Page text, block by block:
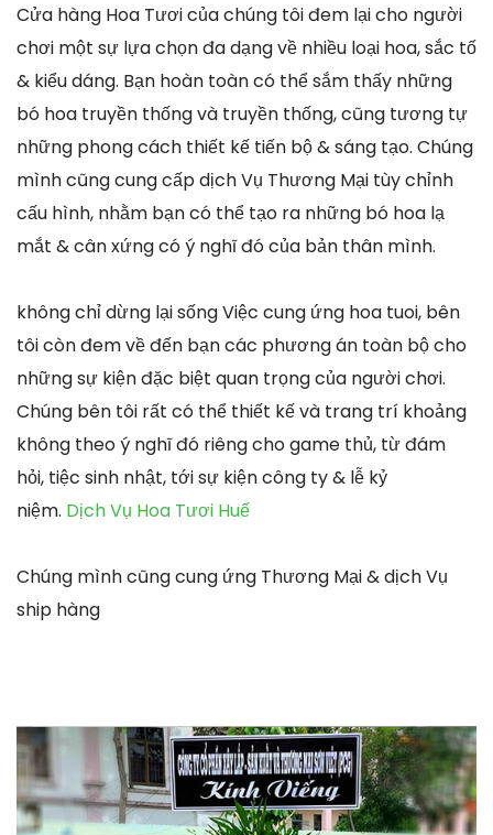
Cửa hàng Hoa Tươi của chúng tôi đem lại cho người
chơi một sự lựa chọn đa dạng về nhiều loại hoa, sắc tố
& kiểu dáng. Bạn hoàn toàn có thể sắm thấy những
bó hoa truyền thống và truyền thống, cũng tương tự
những phong cách thiết kế tiến bộ & sáng tạo. Chúng
mình cũng cung cấp dịch Vụ Thương Mại tùy chỉnh
cấu hình, nhằm bạn có thể tạo ra những bó hoa lạ
mắt & cân xứng có ý nghĩ đó của bản thân mình.
không chỉ dừng lại sống Việc cung ứng hoa tuoi, bên
tôi còn đem về đến bạn các phương án toàn bộ cho
những sự kiện đặc biệt quan trọng của người chơi.
Chúng bên tôi rất có thể thiết kế và trang trí khoảng
không theo ý nghĩ đó riêng cho game thủ, từ đám
hỏi, tiệc sinh nhật, tới sự kiện công ty & lễ kỷ
niệm. Dịch Vụ Hoa Tươi Huế
Chúng mình cũng cung ứng Thương Mại & dịch Vụ
ship hàng